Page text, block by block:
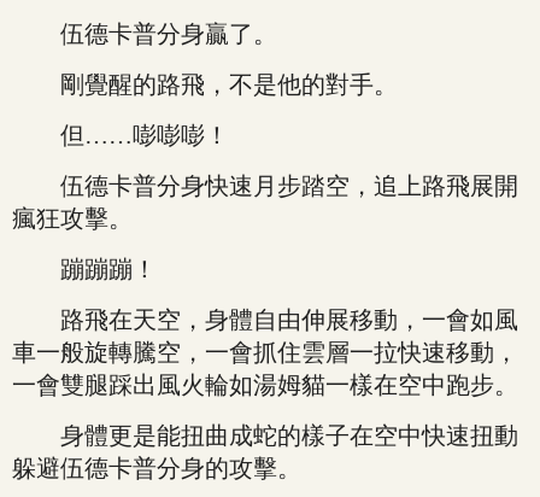
伍德卡普分身贏了。
剛覺醒的路飛，不是他的對手。
但……嘭嘭嘭！
伍德卡普分身快速月步踏空，追上路飛展開
瘋狂攻擊。
蹦蹦蹦！
路飛在天空，身體自由伸展移動，一會如風
車一般旋轉騰空，一會抓住雲層一拉快速移動，
一會雙腿踩出風火輪如湯姆貓一樣在空中跑步。
身體更是能扭曲成蛇的樣子在空中快速扭動
躲避伍德卡普分身的攻擊。